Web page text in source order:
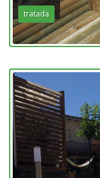
tratada